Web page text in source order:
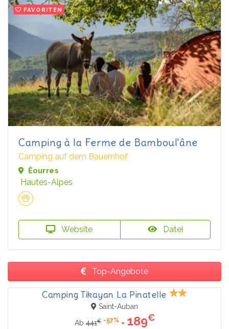
FAVORITEN
Camping à la Ferme de Bamboul'âne
Camping auf dem Bauernhof
Éourres
Hautes-Alpes
Website Datei
Top-Angebote
Camping Tikayan La Pinatelle
Saint-Auban
Ab441€ -57% = 189€